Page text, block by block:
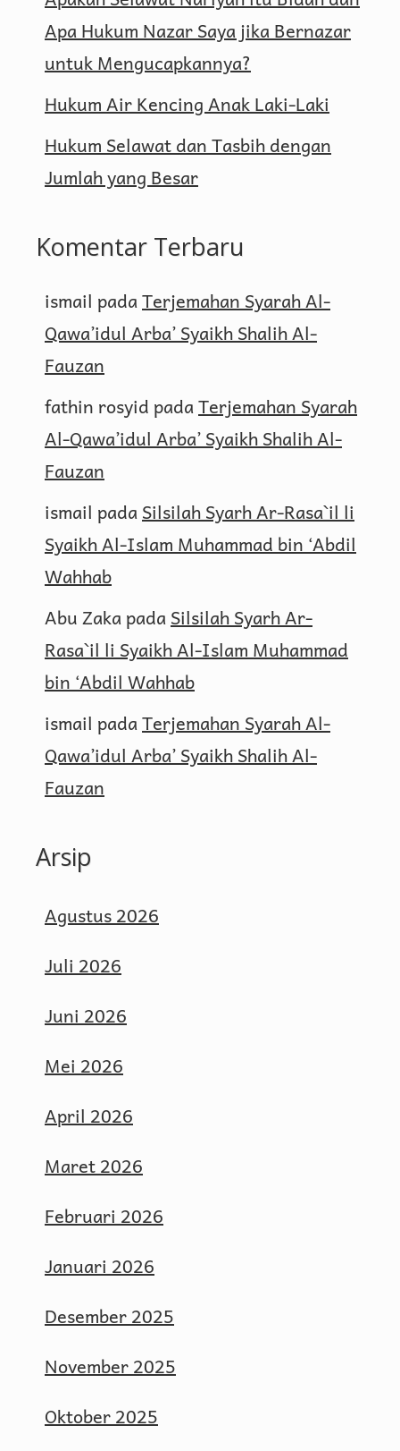
Apa Hukum Nazar Saya jika Bernazar
untuk Mengucapkannya?
Hukum Air Kencing Anak Laki-Laki
Hukum Selawat dan Tasbih dengan
Jumlah yang Besar
Komentar Terbaru
ismail padaTerjemahan Syarah Al-
Qawa’idul Arba’ Syaikh Shalih Al-
Fauzan
fathin rosyid padaTerjemahan Syarah
Al-Qawa’idul Arba’ Syaikh Shalih Al-
Fauzan
ismail padaSilsilah Syarh Ar-Rasa`il li
Syaikh Al-Islam Muhammad bin ‘Abdil
Wahhab
Abu ZakapadaSilsilah Syarh Ar-
Rasa`il li Syaikh Al-Islam Muhammad
bin ‘Abdil Wahhab
ismail padaTerjemahan Syarah Al-
Qawa’idul Arba’ Syaikh Shalih Al-
Fauzan
Arsip
Agustus 2026
Juli 2026
Juni 2026
Mei 2026
April 2026
Maret 2026
Februari 2026
Januari 2026
Desember 2025
November 2025
Oktober 2025